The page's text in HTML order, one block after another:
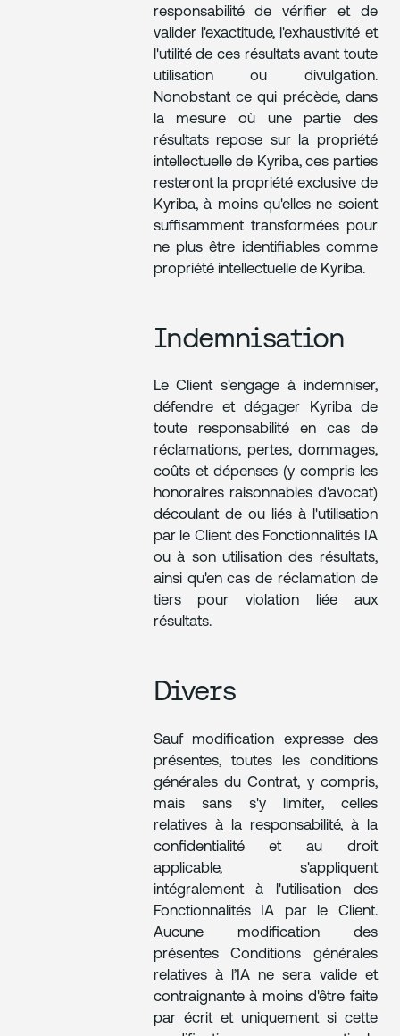
responsabilité de vérifier et de
valider l'exactitude, l'exhaustivité et
l'utilité de ces résultats avant toute
utilisation ou divulgation.
Nonobstant ce qui précède, dans
la mesure où une partie des
résultats repose sur la propriété
intellectuelle de Kyriba, ces parties
resteront la propriété exclusive de
Kyriba, à moins qu'elles ne soient
suffisamment transformées pour
ne plus être identifiables comme
propriété intellectuelle de Kyriba.
Indemnisation
Le Client s'engage à indemniser,
défendre et dégager Kyriba de
toute responsabilité en cas de
réclamations, pertes, dommages,
coûts et dépenses (y compris les
honoraires raisonnables d'avocat)
découlant de ou liés à l'utilisation
par le Client des Fonctionnalités IA
ou à son utilisation des résultats,
ainsi qu'en cas de réclamation de
tiers pour violation liée aux
résultats.
Divers
Sauf modification expresse des
présentes, toutes les conditions
générales du Contrat, y compris,
mais sans s'y limiter, celles
relatives à la responsabilité, à la
confidentialité et au droit
applicable, s'appliquent
intégralement à l'utilisation des
Fonctionnalités IA par le Client.
Aucune modification des
présentes Conditions générales
relatives à l’IA ne sera valide et
contraignante à moins d'être faite
par écrit et uniquement si cette